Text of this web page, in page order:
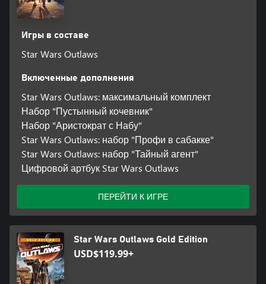
Игры в составе
Star Wars Outlaws
Включенные дополнения
Star Wars Outlaws: максимальный комплект
Набор "Пустынный кочевник"
Набор "Аристократ с Набу"
Star Wars Outlaws: набор "Профи в сабакке"
Star Wars Outlaws: набор "Тайный агент"
Цифровой артбук Star Wars Outlaws
ПЕРЕЙТИ К ИГРЕ
Star Wars Outlaws Gold Edition
USD$119.99+